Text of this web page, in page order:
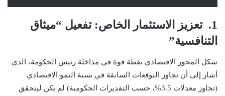
1. تعزيز الاستثمار الخاص: تفعيل “ميثاق
التنافسية”
شكل المحور الاقتصادي نقطة قوة في مداخلة رئيس الحكومة، الذي
أشار إلى أن تجاوز التوقعات السابقة في نسبة النمو الاقتصادي
(تجاوز معدلات 3.5%، حسب التقديرات الحكومية) لم يكن ليتحقق